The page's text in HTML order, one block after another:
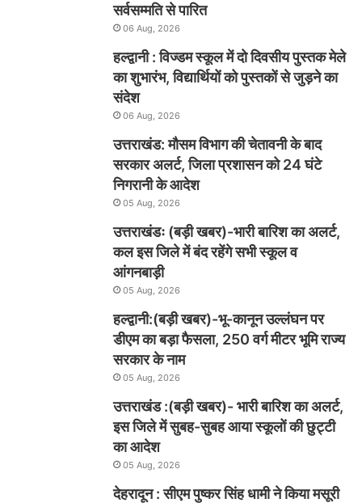
सर्वसम्मति से पारित
06 Aug, 2026
हल्द्वानी : विज्डम स्कूल में दो दिवसीय पुस्तक मेले
का शुभारंभ, विद्यार्थियों को पुस्तकों से जुड़ने का
संदेश
06 Aug, 2026
उत्तराखंड: मौसम विभाग की चेतावनी के बाद
सरकार अलर्ट, जिला प्रशासन को 24 घंटे
निगरानी के आदेश
05 Aug, 2026
उत्तराखंडः (बड़ी खबर)-भारी बारिश का अलर्ट,
कल इस जिले में बंद रहेंगे सभी स्कूल व
आंगनबाड़ी
05 Aug, 2026
हल्द्वानी:(बड़ी खबर)-भू-कानून उल्लंघन पर
डीएम का बड़ा फैसला, 250 वर्ग मीटर भूमि राज्य
सरकार के नाम
05 Aug, 2026
उत्तराखंड :(बड़ी खबर)- भारी बारिश का अलर्ट,
इस जिले में सुबह-सुबह आया स्कूलों की छुट्टी
का आदेश
05 Aug, 2026
देहरादून : सीएम पुष्कर सिंह धामी ने किया मसूरी